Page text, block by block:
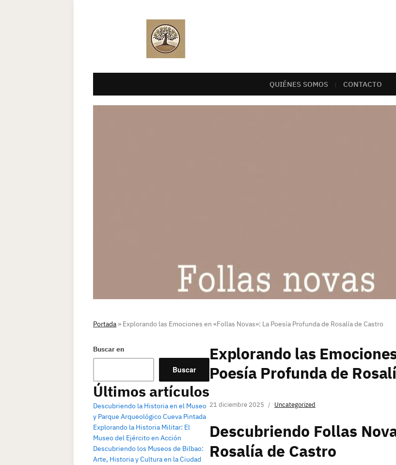
QUIÉNES SOMOS CONTACTO
Portada » Explorando las Emociones en «Follas Novas»: La Poesía Profunda de Rosalía de Castro
Buscar en
Buscar
Últimos artículos
Descubriendo la Historia en el Museo
y Parque Arqueológico Cueva Pintada
Explorando la Historia Militar: El
Museo del Ejército en Acción
Descubriendo los Museos de Bilbao:
Arte, Historia y Cultura en la Ciudad
Explorando las
Poesía Profunda de
21 diciembre 2025 Uncategorized
Descubriendo Follas
Rosalía de Castro